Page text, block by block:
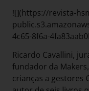
![](https://revista-
4c65-8f6a-
Ricardo Cavallini,
fundador da
crianças a gestores